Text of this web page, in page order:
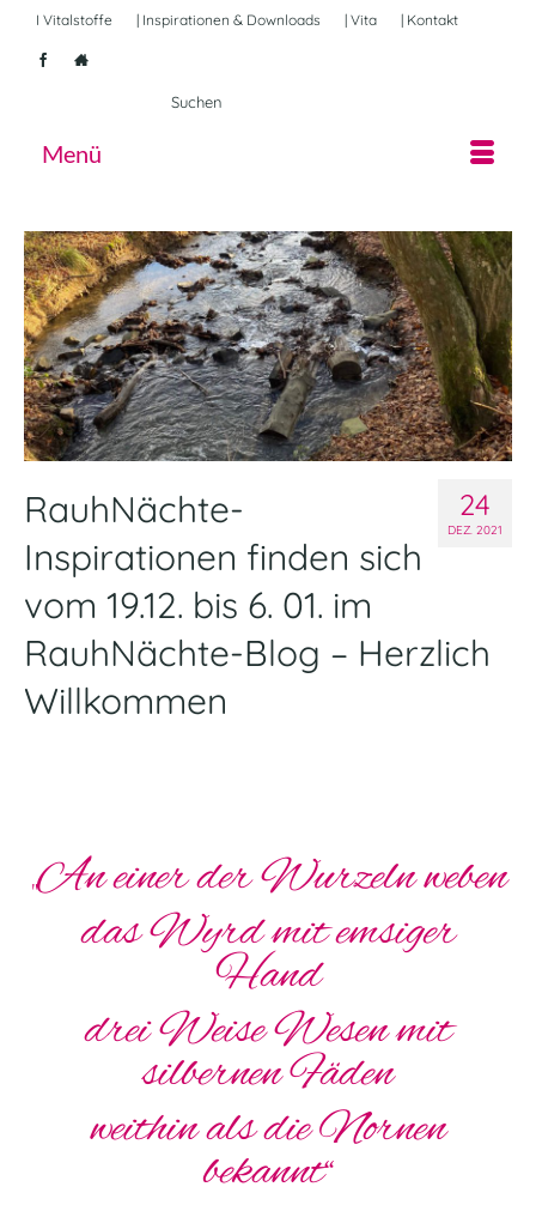
I Vitalstoffe | Inspirationen & Downloads | Vita | Kontakt
Suche
Menü
24
DEZ. 2021
RauhNächte-
Inspirationen finden sich
vom 19.12. bis 6. 01. im
RauhNächte-Blog – Herzlich
Willkommen
„An einer der Wurzeln weben
das Wyrd mit emsiger
Hand
drei Weise Wesen mit
silbernen Fäden
weithin als die Nornen
bekannt“